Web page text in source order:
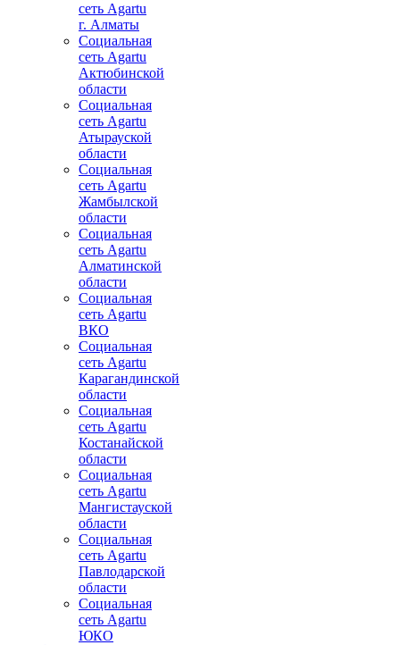
сеть Agartu
г. Алматы
Социальная
сеть Agartu
Актюбинской
области
Социальная
сеть Agartu
Атырауской
области
Социальная
сеть Agartu
Жамбылской
области
Социальная
сеть Agartu
Алматинской
области
Социальная
сеть Agartu
ВКО
Социальная
сеть Agartu
Карагандинской
области
Социальная
сеть Agartu
Костанайской
области
Социальная
сеть Agartu
Мангистауской
области
Социальная
сеть Agartu
Павлодарской
области
Социальная
сеть Agartu
ЮКО